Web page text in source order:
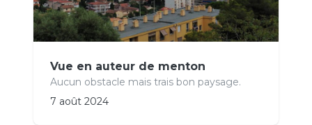
Vue en auteur de menton
Aucun obstacle mais trais bon paysage.
7 août 2024